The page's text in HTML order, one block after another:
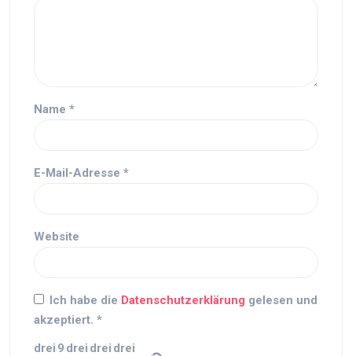
Name *
E-Mail-Adresse *
Website
Ich habe die Datenschutzerklärung gelesen und
akzeptiert. *
drei 9 drei drei drei